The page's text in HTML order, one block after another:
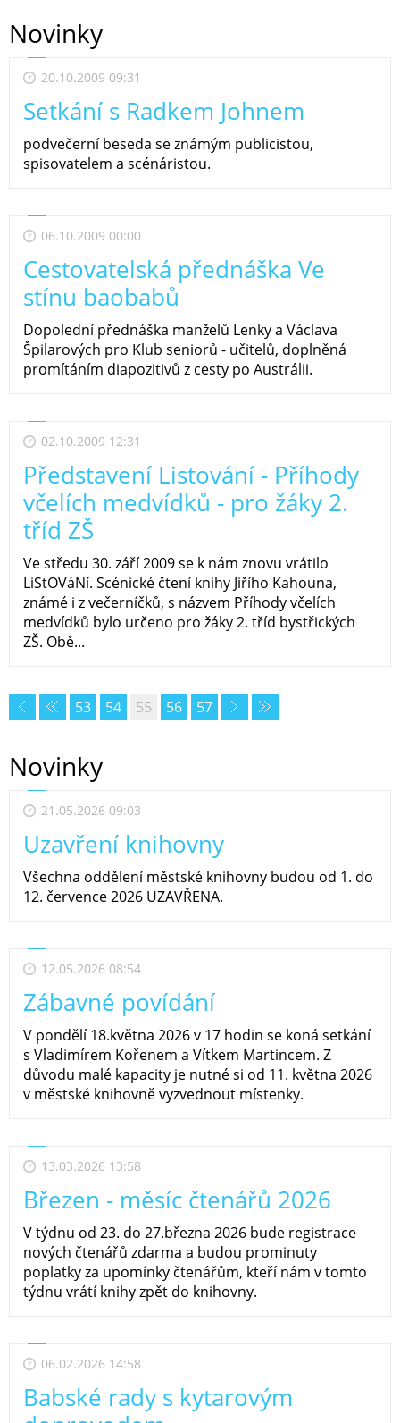
Novinky
20.10.2009 09:31
Setkání s Radkem Johnem
podvečerní beseda se známým publicistou,
spisovatelem a scénáristou.
06.10.2009 00:00
Cestovatelská přednáška Ve
stínu baobabů
Dopolední přednáška manželů Lenky a Václava
Špilarových pro Klub seniorů - učitelů, doplněná
promítáním diapozitivů z cesty po Austrálii.
02.10.2009 12:31
Představení Listování - Příhody
včelích medvídků - pro žáky 2.
tříd ZŠ
Ve středu 30. září 2009 se k nám znovu vrátilo
LiStOVáNí. Scénické čtení knihy Jiřího Kahouna,
známé i z večerníčků, s názvem Příhody včelích
medvídků bylo určeno pro žáky 2. tříd bystřických
ZŠ. Obě...
53 54 55 56 57
Novinky
21.05.2026 09:03
Uzavření knihovny
Všechna oddělení městské knihovny budou od 1. do
12. července 2026 UZAVŘENA.
12.05.2026 08:54
Zábavné povídání
V pondělí 18.května 2026 v 17 hodin se koná setkání
s Vladimírem Kořenem a Vítkem Martincem. Z
důvodu malé kapacity je nutné si od 11. května 2026
v městské knihovně vyzvednout místenky.
13.03.2026 13:58
Březen - měsíc čtenářů 2026
V týdnu od 23. do 27.března 2026 bude registrace
nových čtenářů zdarma a budou prominuty
poplatky za upomínky čtenářům, kteří nám v tomto
týdnu vrátí knihy zpět do knihovny.
06.02.2026 14:58
Babské rady s kytarovým